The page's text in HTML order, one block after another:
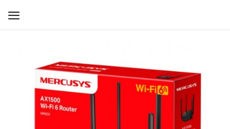
РЕШЕНИЯ ДЛЯ ДОМА
ДЛЯ БИЗНЕСА
ДЛЯ ОПЕРАТОРОВ СВЯЗИ